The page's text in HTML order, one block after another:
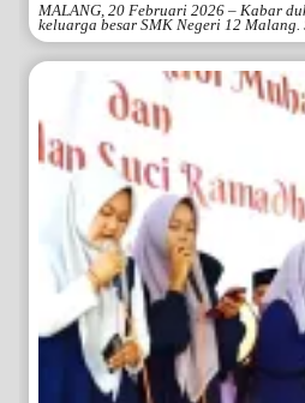
MALANG, 20 Februari 2026 – Kabar
keluarga besar SMK Negeri 12 Malang.